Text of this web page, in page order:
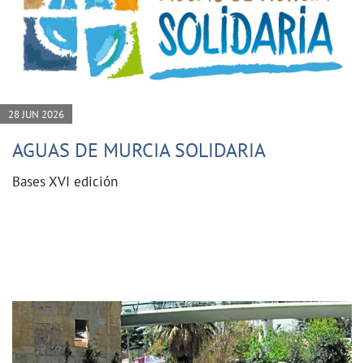
28 JUN 2026
AGUAS DE MURCIA SOLIDARIA
Bases XVI edición